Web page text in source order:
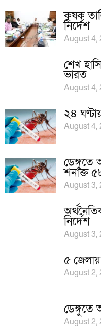
কৃষক
নির্দেশ
August 4,
শেখ
ভারত
August 4,
২৪
August 4,
শনাক্ত
August 3,
নির্দেশ
August 3,
৫
August 2,
August 2,